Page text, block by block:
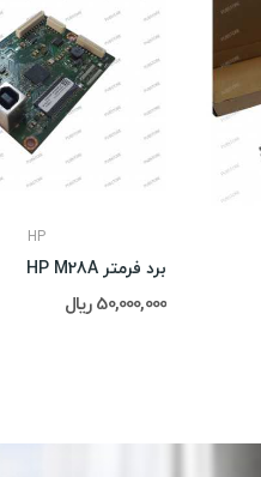
HP
برد فرمتر HP M28A
50,000,000 ریال